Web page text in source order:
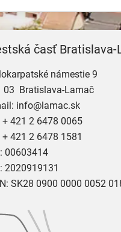
časť Bratislava-
námestie 9
03 Bratislava-Lamač
info@lamac.sk
+ 421 2 6478 0065
+ 421 2 6478 1581
00603414
2020919131
SK28 0900 0000 0052